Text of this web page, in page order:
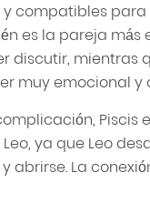
compatibles para
es la pareja más
discutir, mientras
muy emocional y
Piscis
ya que Leo
abrirse. La